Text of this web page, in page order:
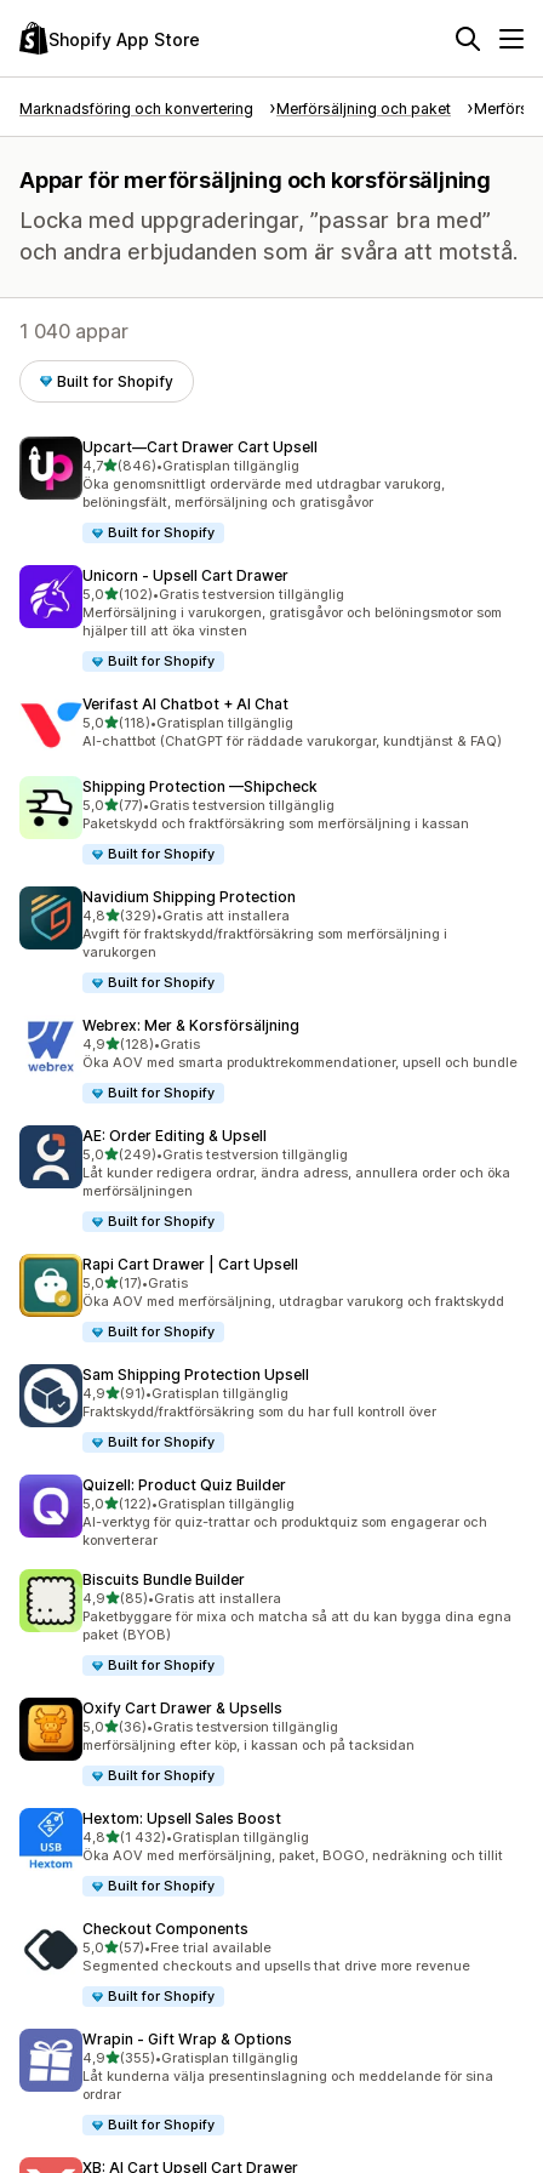
Shopify App Store
Marknadsföring och konvertering Merförsäljning och paket
Appar för merförsäljning och korsförsäljning
Locka med uppgraderingar, ”passar bra med”
och andra erbjudanden som är svåra att motstå.
1 040 appar
Built for Shopify
Upcart—Cart Drawer Cart Upsell
4,7av 5 stjärnor
(846)
846 recensioner totalt
•Gratisplan tillgänglig
Öka genomsnittligt ordervärde med utdragbar varukorg,
belöningsfält, merförsäljning och gratisgåvor
Built for Shopify
Unicorn ‑ Upsell Cart Drawer
5,0av 5 stjärnor
(102)
102 recensioner totalt
•Gratis testversion tillgänglig
Merförsäljning i varukorgen, gratisgåvor och belöningsmotor som
hjälper till att öka vinsten
Built for Shopify
Verifast AI Chatbot + AI Chat
5,0av 5 stjärnor
(118)
118 recensioner totalt
•Gratisplan tillgänglig
AI-chattbot (ChatGPT för räddade varukorgar, kundtjänst & FAQ)
Shipping Protection —Shipcheck
5,0av 5 stjärnor
(77)
77 recensioner totalt
•Gratis testversion tillgänglig
Paketskydd och fraktförsäkring som merförsäljning i kassan
Built for Shopify
Navidium Shipping Protection
4,8av 5 stjärnor
(329)
329 recensioner totalt
•Gratis att installera
Avgift för fraktskydd/fraktförsäkring som merförsäljning i
varukorgen
Built for Shopify
Webrex: Mer & Korsförsäljning
4,9av 5 stjärnor
(128)
128 recensioner totalt
•Gratis
Öka AOV med smarta produktrekommendationer, upsell och bundle
Built for Shopify
AE: Order Editing & Upsell
5,0av 5 stjärnor
(249)
249 recensioner totalt
•Gratis testversion tillgänglig
Låt kunder redigera ordrar, ändra adress, annullera order och öka
merförsäljningen
Built for Shopify
Rapi Cart Drawer | Cart Upsell
5,0av 5 stjärnor
(17)
17 recensioner totalt
•Gratis
Öka AOV med merförsäljning, utdragbar varukorg och fraktskydd
Built for Shopify
Sam Shipping Protection Upsell
4,9av 5 stjärnor
(91)
91 recensioner totalt
•Gratisplan tillgänglig
Fraktskydd/fraktförsäkring som du har full kontroll över
Built for Shopify
Quizell: Product Quiz Builder
5,0av 5 stjärnor
(122)
122 recensioner totalt
•Gratisplan tillgänglig
AI-verktyg för quiz-trattar och produktquiz som engagerar och
konverterar
Biscuits Bundle Builder
4,9av 5 stjärnor
(85)
85 recensioner totalt
•Gratis att installera
Paketbyggare för mixa och matcha så att du kan bygga dina egna
paket (BYOB)
Built for Shopify
Oxify Cart Drawer & Upsells
5,0av 5 stjärnor
(36)
36 recensioner totalt
•Gratis testversion tillgänglig
merförsäljning efter köp, i kassan och på tacksidan
Built for Shopify
Hextom: Upsell Sales Boost
4,8av 5 stjärnor
(1 432)
1432 recensioner totalt
•Gratisplan tillgänglig
Öka AOV med merförsäljning, paket, BOGO, nedräkning och tillit
Built for Shopify
Checkout Components
5,0av 5 stjärnor
(57)
57 recensioner totalt
•Free trial available
Segmented checkouts and upsells that drive more revenue
Built for Shopify
Wrapin ‑ Gift Wrap & Options
4,9av 5 stjärnor
(355)
355 recensioner totalt
•Gratisplan tillgänglig
Låt kunderna välja presentinslagning och meddelande för sina
ordrar
Built for Shopify
XB: AI Cart Upsell Cart Drawer